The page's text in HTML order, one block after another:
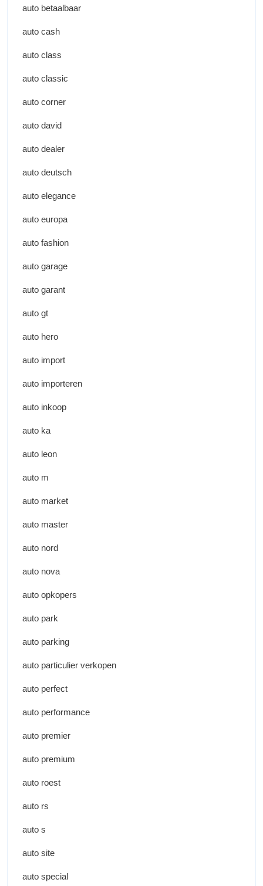
auto betaalbaar
auto cash
auto class
auto classic
auto corner
auto david
auto dealer
auto deutsch
auto elegance
auto europa
auto fashion
auto garage
auto garant
auto gt
auto hero
auto import
auto importeren
auto inkoop
auto ka
auto leon
auto m
auto market
auto master
auto nord
auto nova
auto opkopers
auto park
auto parking
auto particulier verkopen
auto perfect
auto performance
auto premier
auto premium
auto roest
auto rs
auto s
auto site
auto special